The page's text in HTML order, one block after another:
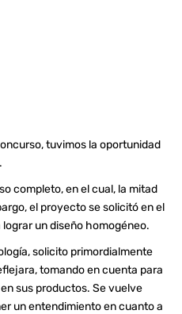
tuvimos la oportunidad
completo, en el cual, la mitad
el proyecto se solicitó en el
un diseño homogéneo.
solicito primordialmente
tomando en cuenta para
sus productos. Se vuelve
un entendimiento en cuanto a